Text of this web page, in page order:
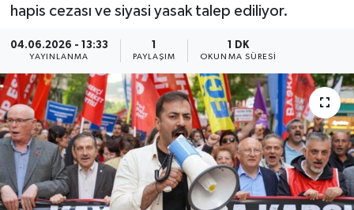
hapis cezası ve siyasi yasak talep ediliyor.
04.06.2026 - 13:33
YAYINLANMA PAYLAŞIM
1 DK
OKUNMA SÜRESI